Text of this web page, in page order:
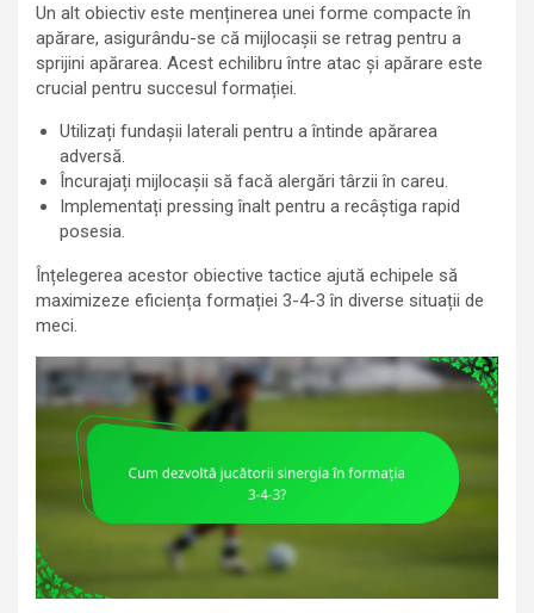
Un alt obiectiv este menținerea unei forme compacte în
apărare, asigurându-se că mijlocașii se retrag pentru a
sprijini apărarea. Acest echilibru între atac și apărare este
crucial pentru succesul formației.
Utilizați fundașii laterali pentru a întinde apărarea
adversă.
Încurajați mijlocașii să facă alergări târzii în careu.
Implementați pressing înalt pentru a recâștiga rapid
posesia.
Înțelegerea acestor obiective tactice ajută echipele să
maximizeze eficiența formației 3-4-3 în diverse situații de
meci.